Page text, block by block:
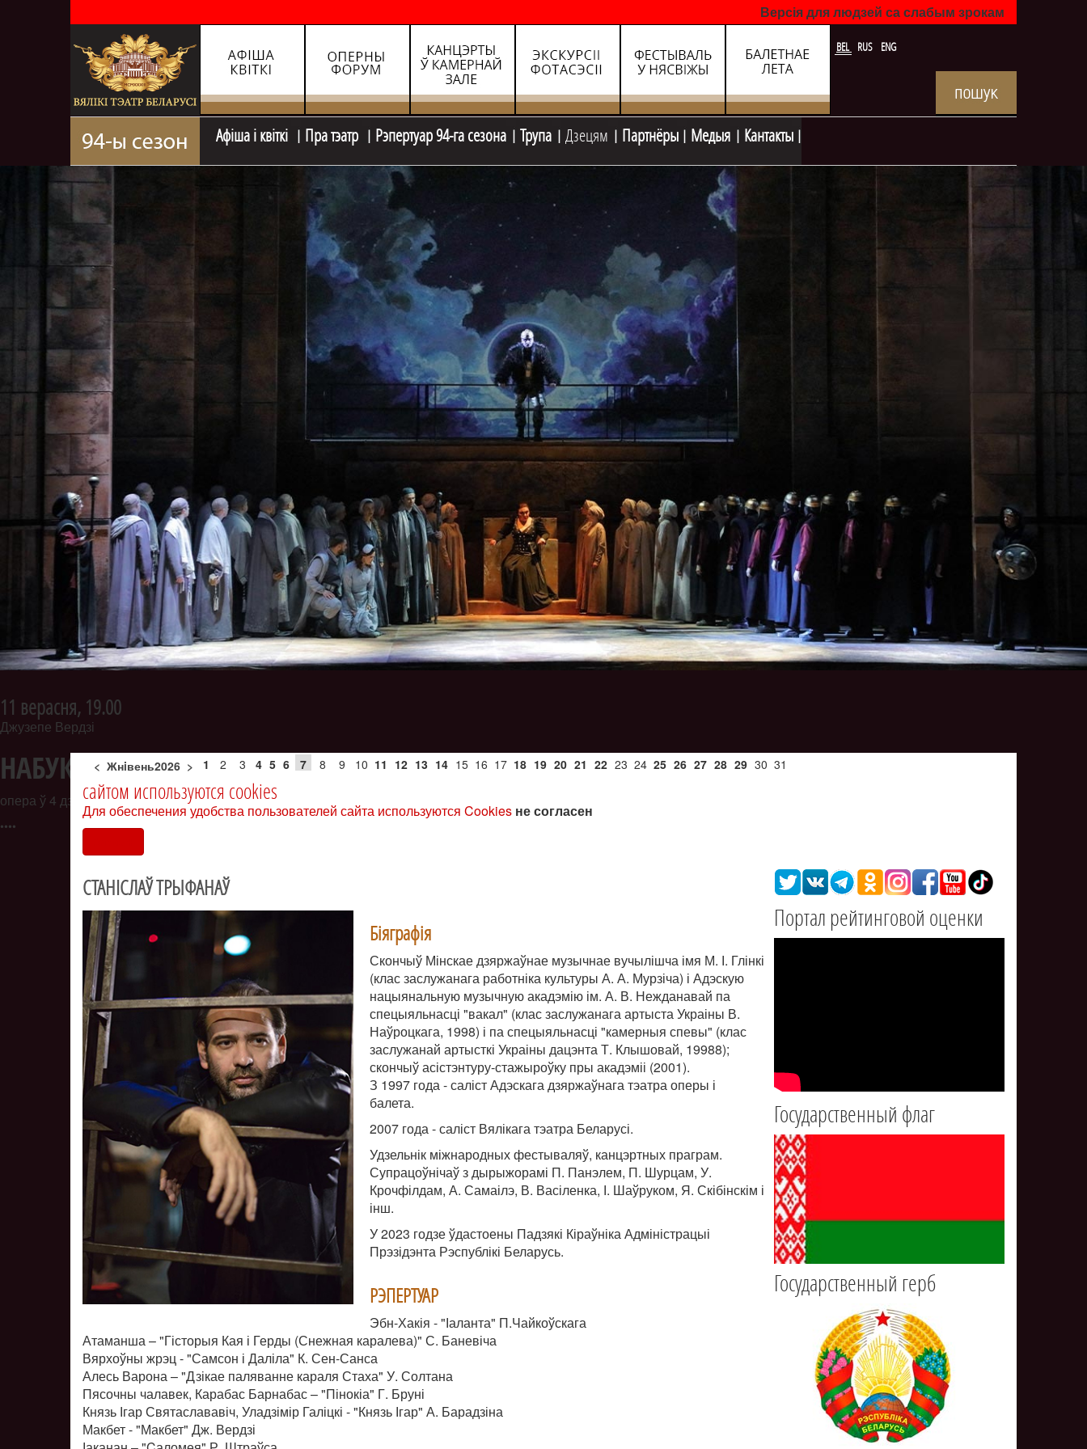
Версія для людзей са слабым зрокам
BEL RUS ENG
Афiша i квiткi Пра тэатр Рэпертуар 94-га сезона Трупа Дзецям Партнёры Медыя Кантакты
••••
12 верасня, 13.00
Санат Кібірава
ТРЫ ПАРАСЯЦІ
балет у 2 дзеях
< Жнiвень2026 > 1 2 3 4 5 6 7 8 9 10 11 12 13 14 15 16 17 18 19 20 21 22 23 24 25 26 27 28 29 30 31
сайтом используются cookies
Для обеспечения удобства пользователей сайта используются Cookies не согласен
СТАНІСЛАЎ ТРЫФАНАЎ
Біяграфія
Скончыў Мінскае дзяржаўнае музычнае вучылішча імя М. І. Глінкі
(клас заслужанага работніка культуры А. А. Мурзіча) і Адэскую
нацыянальную музычную акадэмію ім. А. В. Нежданавай па
спецыяльнасці "вакал" (клас заслужанага артыста Украіны В.
Наўроцкага, 1998) і па спецыяльнасці "камерныя спевы" (клас
заслужанай артысткі Украіны дацэнта Т. Клышовай, 19988);
скончыў асістэнтуру-стажыроўку пры акадэміі (2001).
З 1997 года - саліст Адэскага дзяржаўнага тэатра оперы і
балета.
2007 года - саліст Вялікага тэатра Беларусі.
Удзельнік міжнародных фестываляў, канцэртных праграм.
Супрацоўнічаў з дырыжорамі П. Панэлем, П. Шурцам, У.
Крочфілдам, А. Самаілэ, В. Васіленка, І. Шаўруком, Я. Скібінскім і
інш.
У 2023 годзе ўдастоены Падзякі Кіраўніка Адміністрацыі
Прэзідэнта Рэспублікі Беларусь.
РЭПЕРТУАР
Эбн-Хакія - "Іаланта" П.Чайкоўскага
Атаманша – "Гісторыя Кая і Герды (Снежная каралева)" С. Баневіча
Вярхоўны жрэц - "Самсон і Даліла" К. Сен-Санса
Алесь Варона – "Дзікае паляванне караля Стаха" У. Солтана
Пясочны чалавек, Карабас Барнабас – "Пінокіа" Г. Бруні
Князь Ігар Святаслававіч, Уладзімір Галіцкі - "Князь Ігар" А. Барадзіна
Макбет - "Макбет" Дж. Вердзі
Портал рейтинговой оценки
Государственный флаг
Государственный герб